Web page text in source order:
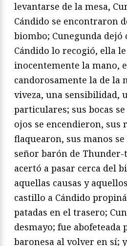
levantarse de la mesa,
Cándido se encontraron
biombo; Cunegunda dejó
Cándido lo recogió, ella
inocentemente la mano,
candorosamente la de la
viveza, una sensibilidad,
particulares; sus bocas
ojos se encendieron, sus
flaquearon, sus manos
señor barón de
acertó a pasar cerca del
aquellas causas y
castillo a Cándido
patadas en el trasero;
desmayo; fue abofeteada
baronesa al volver en sí;